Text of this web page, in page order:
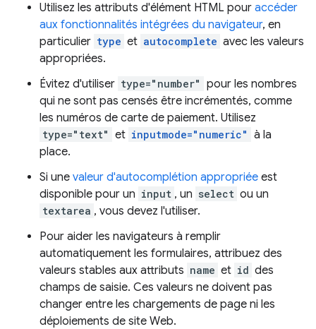
Utilisez les attributs d'élément HTML pour accéder
aux fonctionnalités intégrées du navigateur, en
particulier type et autocomplete avec les valeurs
appropriées.
Évitez d'utiliser type="number" pour les nombres
qui ne sont pas censés être incrémentés, comme
les numéros de carte de paiement. Utilisez
type="text" et inputmode="numeric" à la
place.
Si une valeur d'autocomplétion appropriée est
disponible pour un input , un select ou un
textarea , vous devez l'utiliser.
Pour aider les navigateurs à remplir
automatiquement les formulaires, attribuez des
valeurs stables aux attributs name et id des
champs de saisie. Ces valeurs ne doivent pas
changer entre les chargements de page ni les
déploiements de site Web.